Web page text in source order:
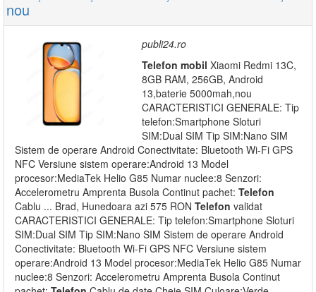
nou
publi24.ro
Telefon mobil Xiaomi Redmi 13C,
8GB RAM, 256GB, Android
13,baterie 5000mah,nou
CARACTERISTICI GENERALE: Tip
telefon:Smartphone Sloturi
SIM:Dual SIM Tip SIM:Nano SIM
Sistem de operare Android Conectivitate: Bluetooth Wi-Fi GPS
NFC Versiune sistem operare:Android 13 Model
procesor:MediaTek Helio G85 Numar nuclee:8 Senzori:
Accelerometru Amprenta Busola Continut pachet: Telefon
Cablu ... Brad, Hunedoara azi 575 RON Telefon validat
CARACTERISTICI GENERALE: Tip telefon:Smartphone Sloturi
SIM:Dual SIM Tip SIM:Nano SIM Sistem de operare Android
Conectivitate: Bluetooth Wi-Fi GPS NFC Versiune sistem
operare:Android 13 Model procesor:MediaTek Helio G85 Numar
nuclee:8 Senzori: Accelerometru Amprenta Busola Continut